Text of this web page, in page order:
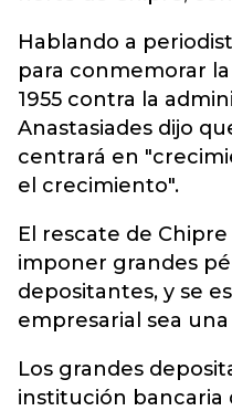
Hablando a
para conmemorar
1955 contra la
Anastasiades dijo
centrará en
el crecimiento".
El rescate de
imponer grandes
depositantes, y se
empresarial sea
Los grandes
institución bancaria